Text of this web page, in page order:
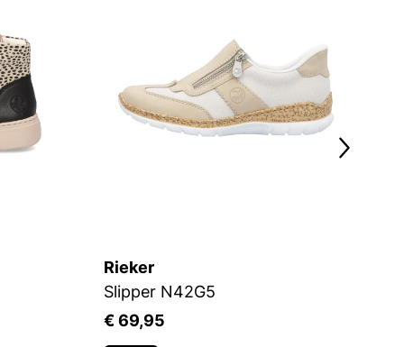
Rieker
Slipper N42G5
€ 69,95